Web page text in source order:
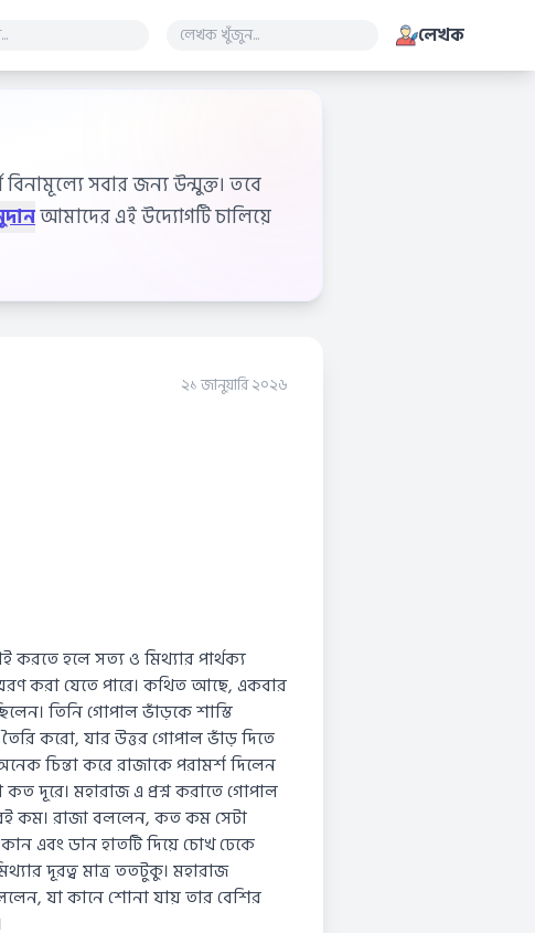
লেখক
বিনামূল্যে সবার জন্য উন্মুক্ত। তবে
অনুদানআমাদের এই উদ্যোগটি চালিয়ে
২১ জানুয়ারি ২০২৬
হলে সত্য ও মিথ্যার পার্থক্য
করা যেতে পারে। কথিত আছে, একবার
তিনি গোপাল ভাঁড়কে শাস্তি
করো, যার উত্তর গোপাল ভাঁড় দিতে
চিন্তা করে রাজাকে পরামর্শ দিলেন
দূরে। মহারাজ এ প্রশ্ন করাতে গোপাল
কম। রাজা বললেন, কত কম সেটা
এবং ডান হাতটি দিয়ে চোখ ঢেকে
দূরত্ব মাত্র ততটুকু। মহারাজ
যা কানে শোনা যায় তার বেশির